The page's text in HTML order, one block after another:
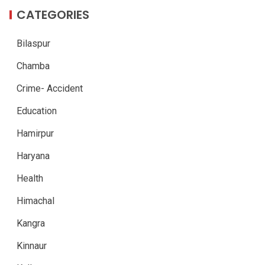
CATEGORIES
Bilaspur
Chamba
Crime- Accident
Education
Hamirpur
Haryana
Health
Himachal
Kangra
Kinnaur